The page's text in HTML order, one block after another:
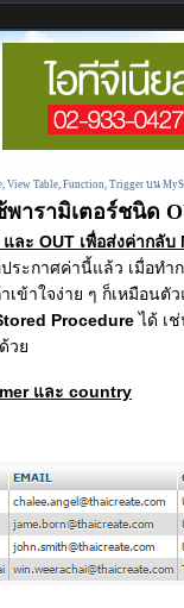
View Table, Function, Trigger บน
ารามิเตอร์ชนิด
ละ OUT เพื่อส่งค่ากลั
ประกาศค่านี้แล้ว เมื่อทำ
ข้าใจง่าย ๆ ก็เหมือนตั
Procedureได้ เ
วย
และ country